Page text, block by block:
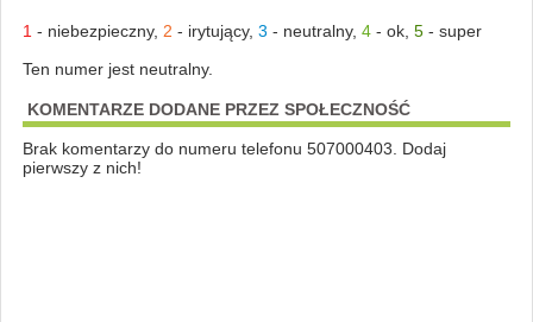
1 - niebezpieczny, 2 - irytujący, 3 - neutralny, 4- ok, 5- super
Ten numer jest neutralny.
KOMENTARZE DODANE PRZEZ SPOŁECZNOŚĆ
Brak komentarzy do numeru telefonu 507000403. Dodaj
pierwszy z nich!